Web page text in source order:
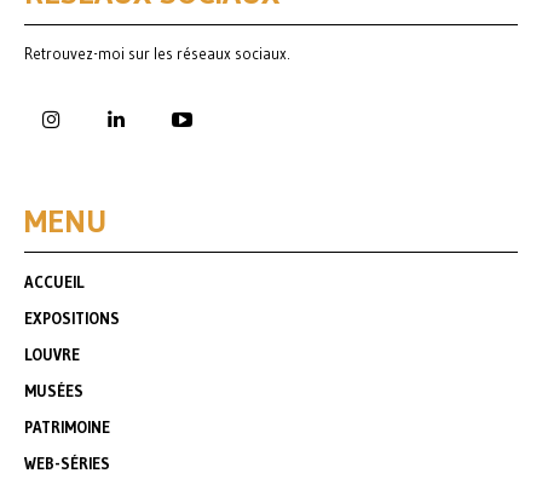
Retrouvez-moi sur les réseaux sociaux.
MENU
ACCUEIL
EXPOSITIONS
LOUVRE
MUSÉES
PATRIMOINE
WEB-SÉRIES